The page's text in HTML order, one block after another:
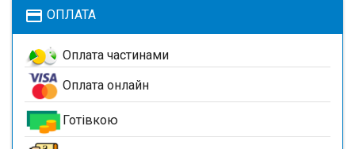
payment ОПЛАТА
Оплата частинами
Оплата онлайн
Готівкою